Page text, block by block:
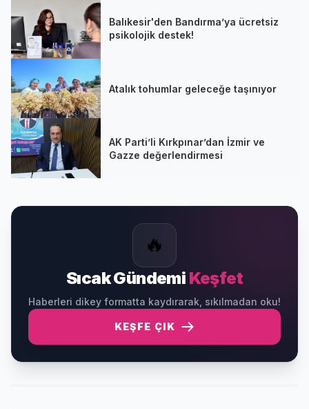
Balıkesir'den Bandırma’ya ücretsiz
psikolojik destek!
Atalık tohumlar geleceğe taşınıyor
AK Parti’li Kırkpınar’dan İzmir ve
Gazze değerlendirmesi
🔥
Sıcak Gündemi Keşfet
Haberleri dikey formatta kaydırarak, sıkılmadan oku!
KEŞFE ÇIK